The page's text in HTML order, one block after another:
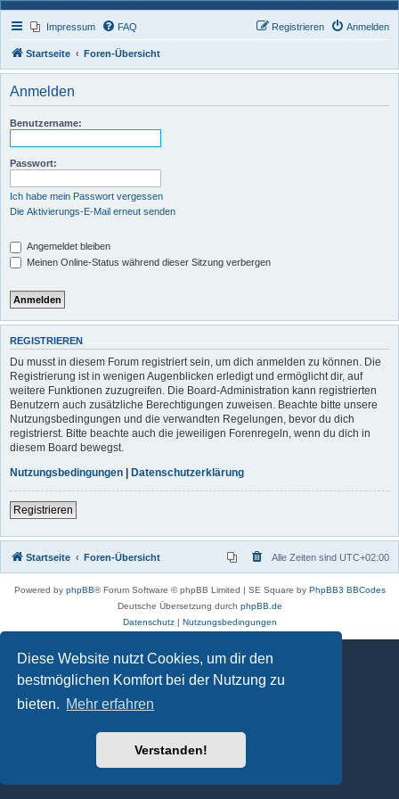
Diese Website nutzt Cookies, um dir den
bestmöglichen Komfort bei der Nutzung zu
bieten. Mehr erfahren
Verstanden!
Impressum FAQ Anmelden
Registrieren
Startseite Foren-Übersicht
Anmelden
Benutzername:
Passwort:
Ich habe mein Passwort vergessen
Die Aktivierungs-E-Mail erneut senden
Angemeldet bleiben
Meinen Online-Status während dieser Sitzung verbergen
REGISTRIEREN
Du musst in diesem Forum registriert sein, um dich anmelden zu können. Die
Registrierung ist in wenigen Augenblicken erledigt und ermöglicht dir, auf
weitere Funktionen zuzugreifen. Die Board-Administration kann registrierten
Benutzern auch zusätzliche Berechtigungen zuweisen. Beachte bitte unsere
Nutzungsbedingungen und die verwandten Regelungen, bevor du dich
registrierst. Bitte beachte auch die jeweiligen Forenregeln, wenn du dich in
diesem Board bewegst.
Nutzungsbedingungen | Datenschutzerklärung
Registrieren
Startseite Foren-Übersicht Alle Zeiten sind UTC+02:00
Powered by phpBB® Forum Software © phpBB Limited | SE Square by PhpBB3 BBCodes
Deutsche Übersetzung durch phpBB.de
Datenschutz| Nutzungsbedingungen